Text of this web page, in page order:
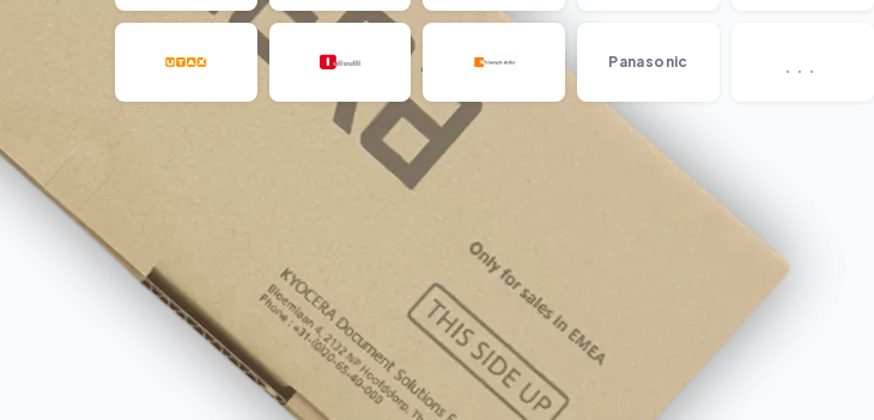
Panasonic ...